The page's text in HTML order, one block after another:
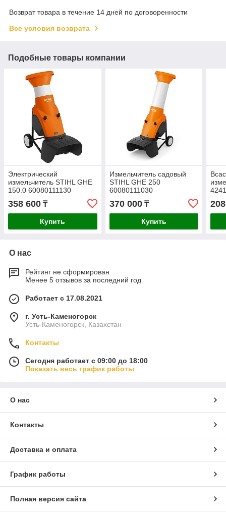
Возврат товара в течение 14 дней по договоренности
Все условия возврата
Подобные товары компании
Электрический
измельчитель STIHL GHE
150.0 60080111130
358 600 ₸
Купить
Измельчитель садовый
STIHL GHE 250
60080111030
370 000₸
Купить
О нас
Рейтинг не сформирован
Менее 5 отзывов за последний год
Работает с 17.08.2021
г. Усть-Каменогорск
Усть-Каменогорск, Казахстан
Контакты
Сегодня работает с 09:00 до 18:00
Показать весь график работы
О нас
Контакты
Доставка и оплата
График работы
Полная версия сайта